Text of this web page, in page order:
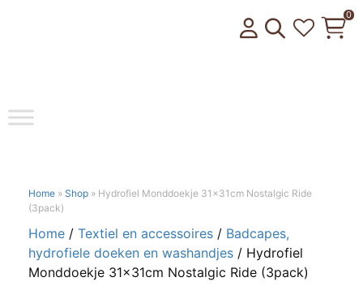
Toggle
0
Home » Shop » Hydrofiel Monddoekje 31x31cm Nostalgic Ride
(3pack)
Home / Textiel en accessoires / Badcapes,
hydrofiele doeken en washandjes / Hydrofiel
Monddoekje 31x31cm Nostalgic Ride (3pack)